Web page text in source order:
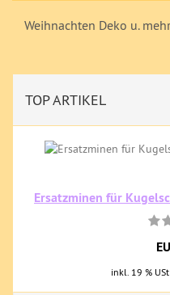
Weihnachten Deko u. mehr
TOP ARTIKEL
Ersatzminen für
inkl. 19 % USt